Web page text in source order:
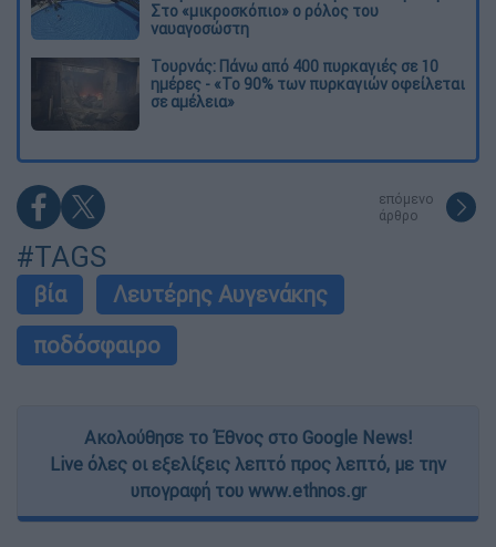
Στο «μικροσκόπιο» ο ρόλος του
ναυαγοσώστη
Τουρνάς: Πάνω από 400 πυρκαγιές σε 10
ημέρες - «Το 90% των πυρκαγιών οφείλεται
σε αμέλεια»
επόμενο
άρθρο
#TAGS
βία
Λευτέρης Αυγενάκης
ποδόσφαιρο
Ακολούθησε το Έθνος στο Google News!
Live όλες οι εξελίξεις λεπτό προς λεπτό, με την
υπογραφή του www.ethnos.gr